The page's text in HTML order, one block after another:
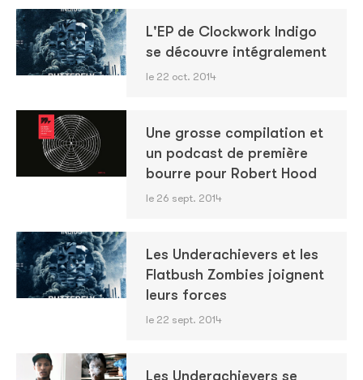
L'EP de Clockwork Indigo
se découvre intégralement
le 22 oct. 2014
Une grosse compilation et
un podcast de première
bourre pour Robert Hood
le 26 sept. 2014
Les Underachievers et les
Flatbush Zombies joignent
leurs forces
le 22 sept. 2014
Les Underachievers se